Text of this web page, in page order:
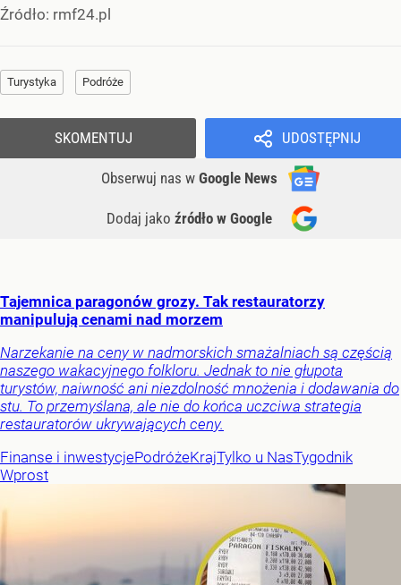
Źródło: rmf24.pl
Turystyka Podróże
UDOSTĘPNIJ
Obserwuj nas w Google News
Dodaj jako źródło w Google
SKOMENTUJ
Tajemnica paragonów grozy. Tak restauratorzy
manipulują cenami nad morzem
Narzekanie na ceny w nadmorskich smażalniach są częścią
naszego wakacyjnego folkloru. Jednak to nie głupota
turystów, naiwność ani niezdolność mnożenia i dodawania do
stu. To przemyślana, ale nie do końca uczciwa strategia
restauratorów ukrywających ceny.
Finanse i inwestycjePodróżeKrajTylko u NasTygodnik
Wprost